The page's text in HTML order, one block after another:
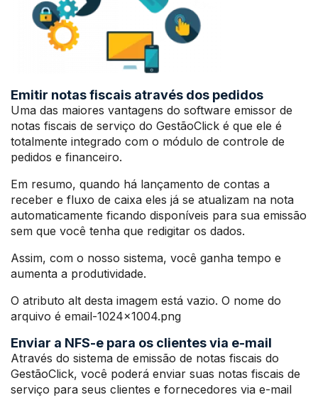
Emitir notas fiscais através dos pedidos
Uma das maiores vantagens do software emissor de
notas fiscais de serviço do GestãoClick é que ele é
totalmente integrado com o módulo de controle de
pedidos e financeiro.
Em resumo, quando há lançamento de contas a
receber e fluxo de caixa eles já se atualizam na nota
automaticamente ficando disponíveis para sua emissão
sem que você tenha que redigitar os dados.
Assim, com o nosso sistema, você ganha tempo e
aumenta a produtividade.
O atributo alt desta imagem está vazio. O nome do
arquivo é email-1024×1004.png
Enviar a NFS-e para os clientes via e-mail
Através do sistema de emissão de notas fiscais do
GestãoClick, você poderá enviar suas notas fiscais de
serviço para seus clientes e fornecedores via e-mail